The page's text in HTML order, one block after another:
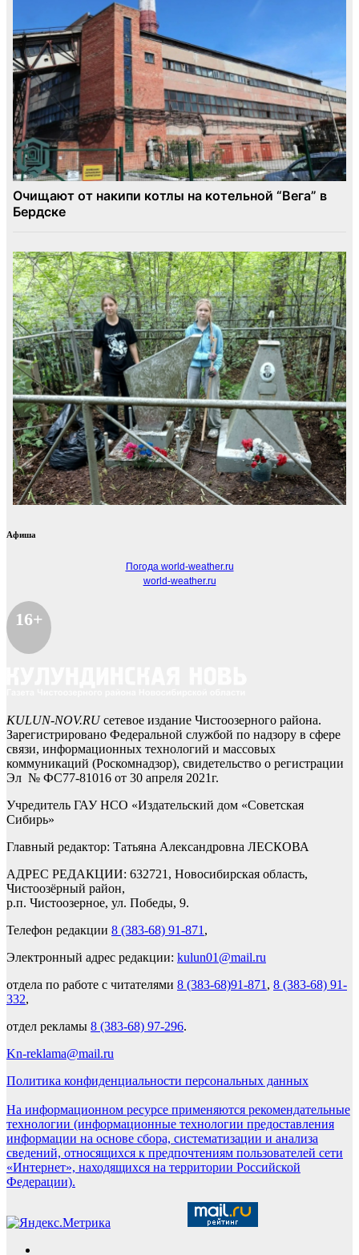
Афиша
Погода world-weather.ru
world-weather.ru
16+
KULUN-NOV.RUсетевое издание Чистоозерного района.
Зарегистрировано Федеральной службой по надзору в сфере
связи, информационных технологий и массовых
коммуникаций (Роскомнадзор), свидетельство о регистрации
Эл № ФС77-81016 от 30 апреля 2021г.
Учредитель ГАУ НСО «Издательский дом «Советская
Сибирь»
Главный редактор: Татьяна Александровна ЛЕСКОВА
АДРЕС РЕДАКЦИИ: 632721, Новосибирская область,
Чистоозёрный район,
р.п. Чистоозерное, ул. Победы, 9.
Телефон редакции 8 (383-68) 91-871 ,
Электронный адрес редакции: kulun01@mail.ru
отдела по работе с читателями 8 (383-68)91-871 , 8 (383-68) 91-
332,
отдел рекламы 8 (383-68) 97-296.
Kn-reklama@mail.ru
Политика конфиденциальности персональных данных
На информационном ресурсе применяются рекомендательные
технологии (информационные технологии предоставления
информации на основе сбора, систематизации и анализа
сведений, относящихся к предпочтениям пользователей сети
«Интернет», находящихся на территории Российской
Федерации).